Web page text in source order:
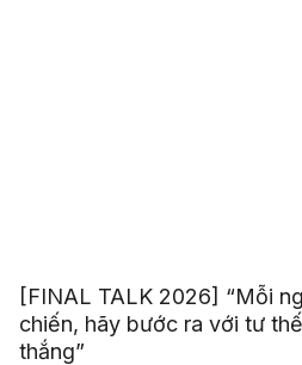
[FINAL TALK 2026] “Mỗi
chiến, hãy bước ra với tư
thắng”